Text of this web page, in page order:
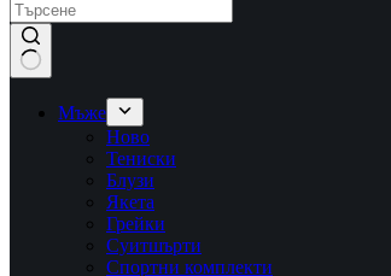
Мъже
Ново
Тениски
Блузи
Якета
Грейки
Суитшърти
Спортни комплекти